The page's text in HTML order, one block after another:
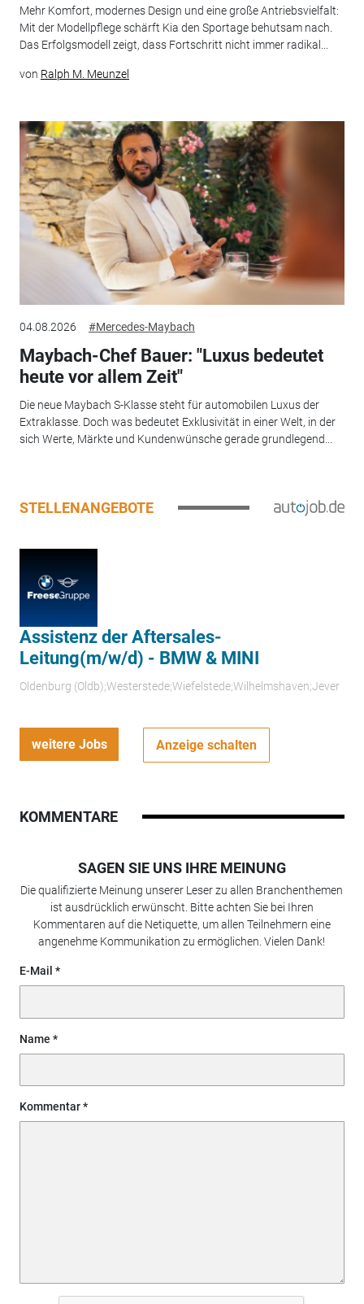
Mehr Komfort, modernes Design und eine große Antriebsvielfalt:
Mit der Modellpflege schärft Kia den Sportage behutsam nach.
Das Erfolgsmodell zeigt, dass Fortschritt nicht immer radikal...
von Ralph M. Meunzel
04.08.2026 #Mercedes-Maybach
Maybach-Chef Bauer: "Luxus bedeutet
heute vor allem Zeit"
Die neue Maybach S-Klasse steht für automobilen Luxus der
Extraklasse. Doch was bedeutet Exklusivität in einer Welt, in der
sich Werte, Märkte und Kundenwünsche gerade grundlegend...
STELLENANGEBOTE
Assistenz der Aftersales-
Leitung(m/w/d) - BMW & MINI
Oldenburg (Oldb);Westerstede;Wiefelstede;Wilhelmshaven;Jever
weitere Jobs Anzeige schalten
KOMMENTARE
SAGEN SIE UNS IHRE MEINUNG
Die qualifizierte Meinung unserer Leser zu allen Branchenthemen
ist ausdrücklich erwünscht. Bitte achten Sie bei Ihren
Kommentaren auf die Netiquette, um allen Teilnehmern eine
angenehme Kommunikation zu ermöglichen. Vielen Dank!
E-Mail
Name
Kommentar